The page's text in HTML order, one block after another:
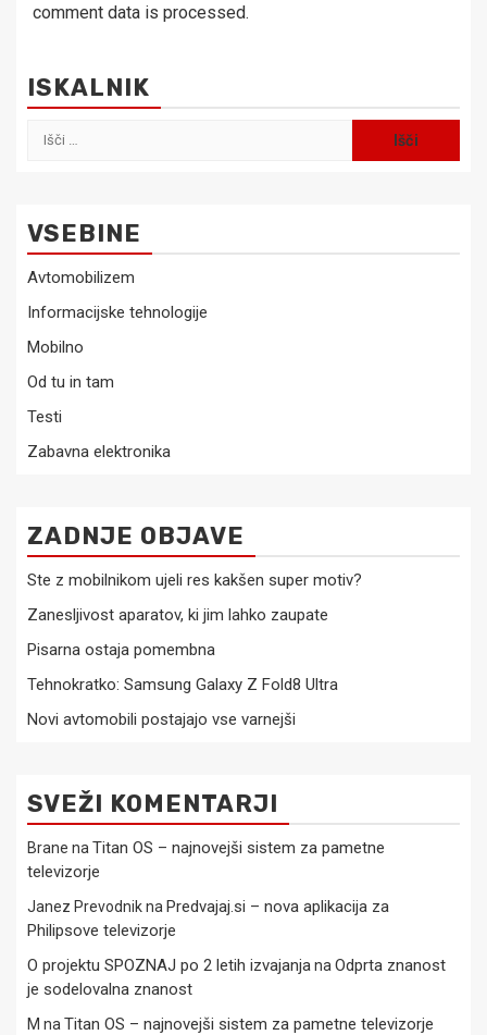
comment data is processed.
ISKALNIK
Išči:
VSEBINE
Avtomobilizem
Informacijske tehnologije
Mobilno
Od tu in tam
Testi
Zabavna elektronika
ZADNJE OBJAVE
Ste z mobilnikom ujeli res kakšen super motiv?
Zanesljivost aparatov, ki jim lahko zaupate
Pisarna ostaja pomembna
Tehnokratko: Samsung Galaxy Z Fold8 Ultra
Novi avtomobili postajajo vse varnejši
SVEŽI KOMENTARJI
Brane na Titan OS – najnovejši sistem za pametne
televizorje
Janez Prevodnikna Predvajaj.si – nova aplikacija za
Philipsove televizorje
O projektu SPOZNAJ po 2 letih izvajanjana Odprta znanost
je sodelovalna znanost
M na Titan OS – najnovejši sistem za pametne televizorje